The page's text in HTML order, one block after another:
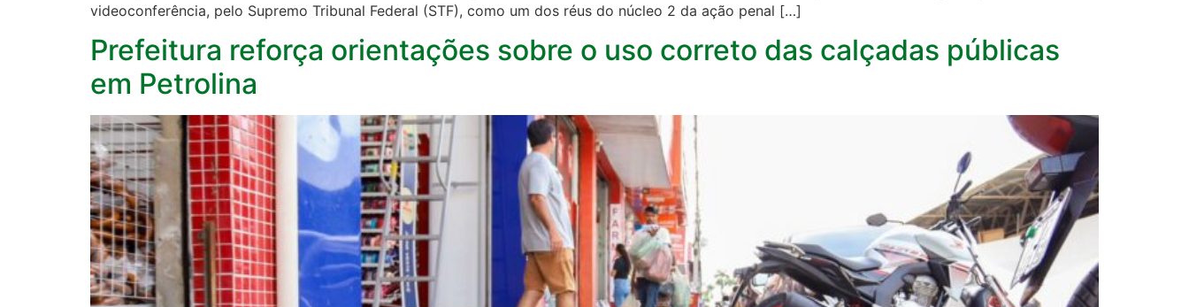
videoconferência, pelo Supremo Tribunal Federal (STF), como um dos réus do núcleo 2 da ação penal […]
Prefeitura reforça orientações sobre o uso correto das calçadas públicas
em Petrolina